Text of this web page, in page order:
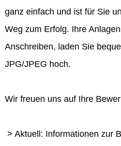
ganz einfach und ist für Sie
Weg zum Erfolg. Ihre
Anschreiben, laden Sie
JPG/JPEG hoch.
Wir freuen uns auf Ihre
> Aktuell: Informationen zur